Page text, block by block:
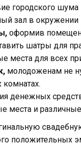
городского
зал в
оформив
шатры для
места для всех
молодоженам не
комнатах.
денежных
места и
положительных